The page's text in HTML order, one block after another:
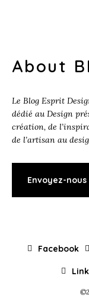
About
Le Blog Esprit
dédié au Design
création, de
de l’artisan au
Envoyez-
Facebook